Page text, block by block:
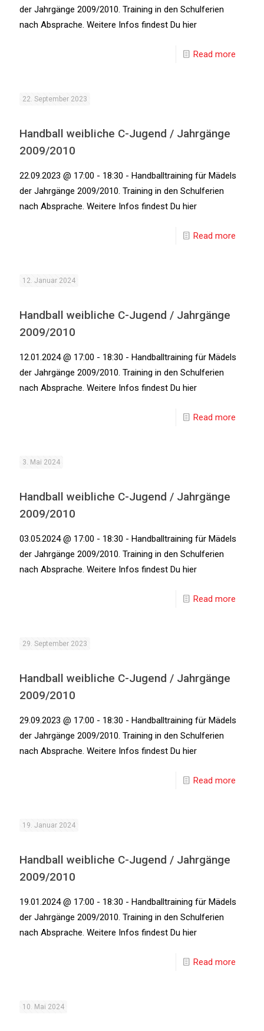
der Jahrgänge 2009/2010. Training in den Schulferien
nach Absprache. Weitere Infos findest Du hier
Read more
22. September 2023
Handball weibliche C-Jugend / Jahrgänge
2009/2010
22.09.2023 @ 17:00 - 18:30 - Handballtraining für Mädels
der Jahrgänge 2009/2010. Training in den Schulferien
nach Absprache. Weitere Infos findest Du hier
Read more
12. Januar 2024
Handball weibliche C-Jugend / Jahrgänge
2009/2010
12.01.2024 @ 17:00 - 18:30 - Handballtraining für Mädels
der Jahrgänge 2009/2010. Training in den Schulferien
nach Absprache. Weitere Infos findest Du hier
Read more
3. Mai 2024
Handball weibliche C-Jugend / Jahrgänge
2009/2010
03.05.2024 @ 17:00 - 18:30 - Handballtraining für Mädels
der Jahrgänge 2009/2010. Training in den Schulferien
nach Absprache. Weitere Infos findest Du hier
Read more
29. September 2023
Handball weibliche C-Jugend / Jahrgänge
2009/2010
29.09.2023 @ 17:00 - 18:30 - Handballtraining für Mädels
der Jahrgänge 2009/2010. Training in den Schulferien
nach Absprache. Weitere Infos findest Du hier
Read more
19. Januar 2024
Handball weibliche C-Jugend / Jahrgänge
2009/2010
19.01.2024 @ 17:00 - 18:30 - Handballtraining für Mädels
der Jahrgänge 2009/2010. Training in den Schulferien
nach Absprache. Weitere Infos findest Du hier
Read more
10. Mai 2024